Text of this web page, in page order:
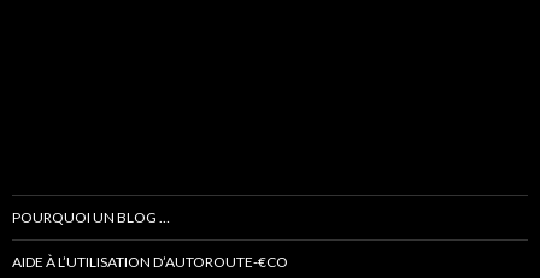
POURQUOI UN BLOG …
AIDE À L’UTILISATION D’AUTOROUTE-€CO